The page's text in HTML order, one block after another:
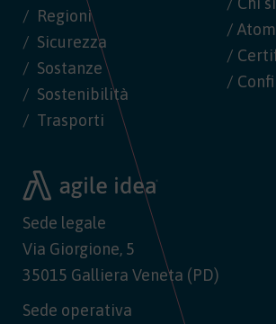
Regioni
Sicurezza
Sostanze
Sostenibilità
Trasporti
/ Atom
/
/
Sede legale
Via Giorgione, 5
35015 Galliera Veneta (PD)
Sede operativa